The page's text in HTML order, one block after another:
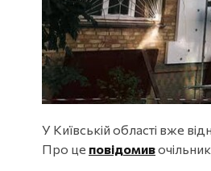
У Київській області вже
Про це повідомив